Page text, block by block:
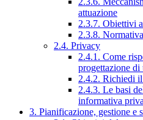
attuazione
2.3.7. Obiettivi
2.3.8.
2.4. Privacy
2.4.1. Come
progettazione
2.4.2. Richiedi il
2.4.3. Le basi
informativa
3. Pianificazione, gestione e